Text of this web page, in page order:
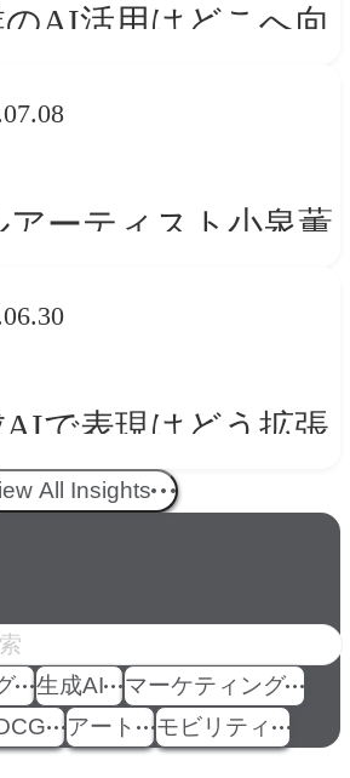
のAI活用はどこへ向
る「人間中心」へ
ーティスト小泉薫
設計と「ノイズと
で表現はどう拡張
像ディレクター橋本
All Insights
のkeyword
生成AI
マーケティング
アート モビリティ